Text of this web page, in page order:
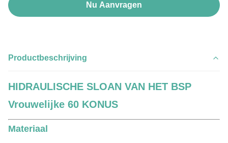
Nu Aanvragen
Productbeschrijving
HIDRAULISCHE SLOAN VAN HET BSP
Vrouwelijke 60 KONUS
Materiaal